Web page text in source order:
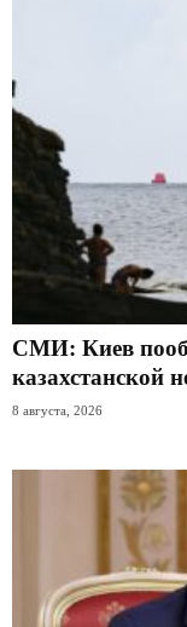
СМИ: Киев
казахстанской
8 августа, 2026